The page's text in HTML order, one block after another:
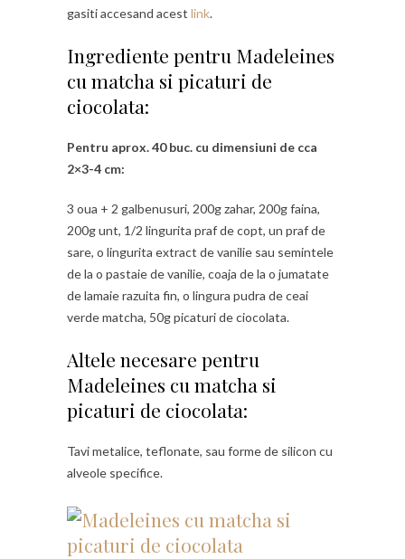
gasiti accesand acest link.
Ingrediente pentru Madeleines
cu matcha si picaturi de
ciocolata:
Pentru aprox. 40 buc. cu dimensiuni de cca
2×3-4 cm:
3 oua + 2 galbenusuri, 200g zahar, 200g faina,
200g unt, 1/2 lingurita praf de copt, un praf de
sare, o lingurita extract de vanilie sau semintele
de la o pastaie de vanilie, coaja de la o jumatate
de lamaie razuita fin, o lingura pudra de ceai
verde matcha, 50g picaturi de ciocolata.
Altele necesare pentru
Madeleines cu matcha si
picaturi de ciocolata:
Tavi metalice, teflonate, sau forme de silicon cu
alveole specifice.